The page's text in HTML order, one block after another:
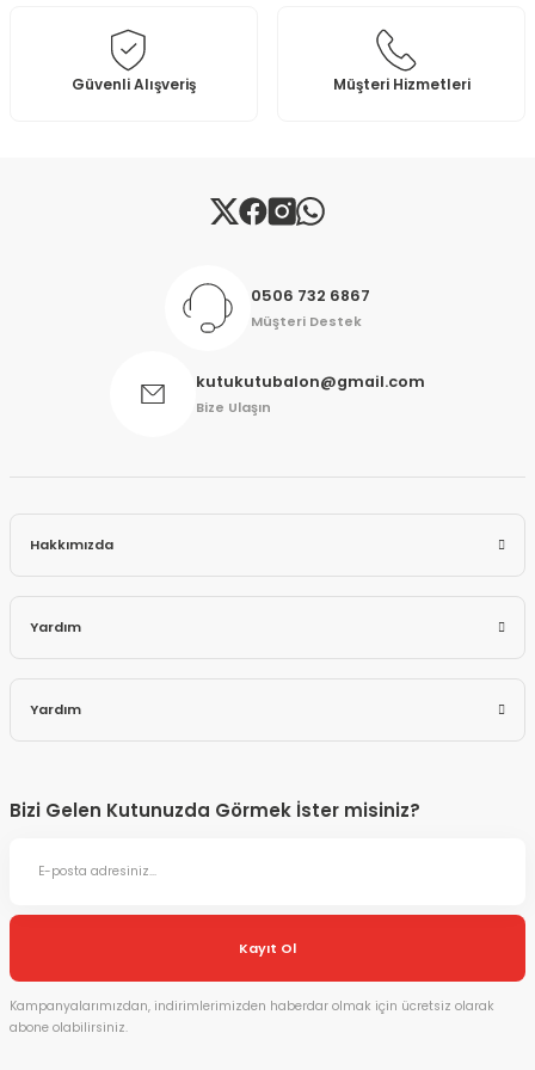
Bu ürüne benzer farklı alternatifler olmalı.
Gönder
Güvenli Alışveriş Müşteri Hizmetleri
0506 732 6867
Müşteri Destek
kutukutubalon@gmail.com
Bize Ulaşın
Hakkımızda
Yardım
Yardım
Bizi Gelen Kutunuzda Görmek İster misiniz?
Kayıt Ol
Kampanyalarımızdan, indirimlerimizden haberdar olmak için ücretsiz olarak
abone olabilirsiniz.